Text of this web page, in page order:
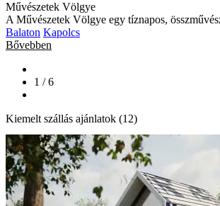
Művészetek Völgye
A Művészetek Völgye egy tíznapos,
Balaton Kapolcs
Bővebben
1 / 6
Kiemelt szállás ajánlatok (12)